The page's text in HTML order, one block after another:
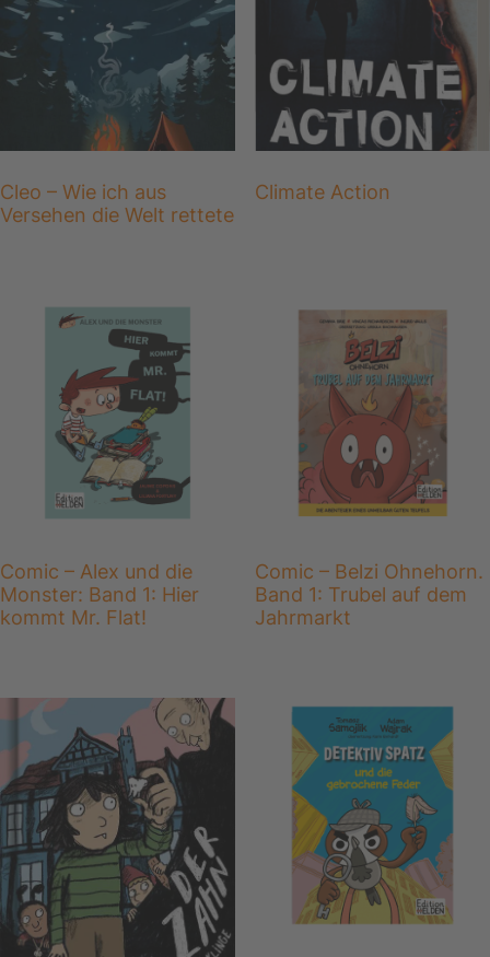
Cleo – Wie ich aus
Versehen die Welt rettete
Climate Action
Comic – Alex und die
Monster: Band 1: Hier
kommt Mr. Flat!
Comic – Belzi Ohnehorn.
Band 1: Trubel auf dem
Jahrmarkt